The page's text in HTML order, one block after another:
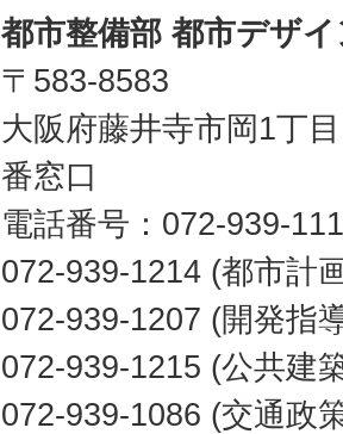
都市整備部 都市デザ
〒583-8583
大阪府藤井寺市岡1丁
番窓口
電話番号：072-939-
072-939-1214 (都市計
072-939-1207 (開発指
072-939-1215 (公共建
072-939-1086 (交通政